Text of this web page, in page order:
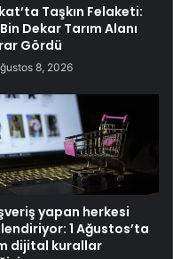
Taşkın Felaketi:
Dekar Tarım Alanı
Gördü
8, 2026
yapan herkesi
1 Ağustos’ta
dijital kurallar